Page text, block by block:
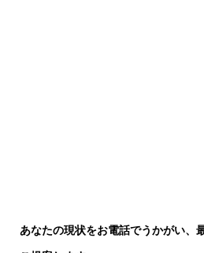
あなたの現状をお電話でうかがい、